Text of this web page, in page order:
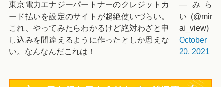
東京電力エナジーパートナーのクレジットカ
ード払いを設定のサイトが超絶使いづらい。
これ、やってみたらわかるけど絶対わざと申
し込みを間違えるように作ったとしか思えな
い。なんなんだこれは！
— みら
い (@mir
ai_view)
October
20, 2021